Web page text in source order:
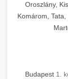
Oroszlány,
Komárom,
Budapest 1.